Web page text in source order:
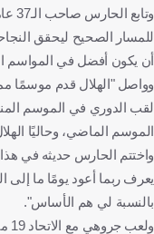
للمسار الصحيح ليحقق
أن يكون أفضل في المواسم
وواصل "الهلال قدم موسمًا
لقب الدوري في الموسم
الموسم الماضي، وحاليًا
واختتم الحارس حديثه في
يعرف ربما أعود يومًا ما إلى
بالنسبة لي هم الأساس".